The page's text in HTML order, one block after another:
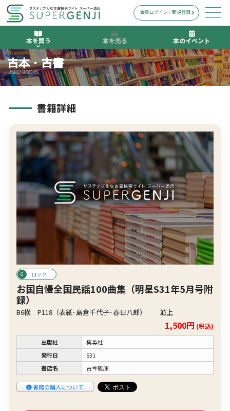
本を買う 本を売る 本のイベント
会員ログイン / 新規登録
古本・古書
USED BOOKS
書籍詳細
ロック
お国自慢全国民謡100曲集（明星S31年5月号附
録）
B6横 P118（表紙･島倉千代子･春日八郎） 並上
1,500円 (税込)
出版社
集英社
発行日
S31
書店名
古今雑庫
書籍の購入について